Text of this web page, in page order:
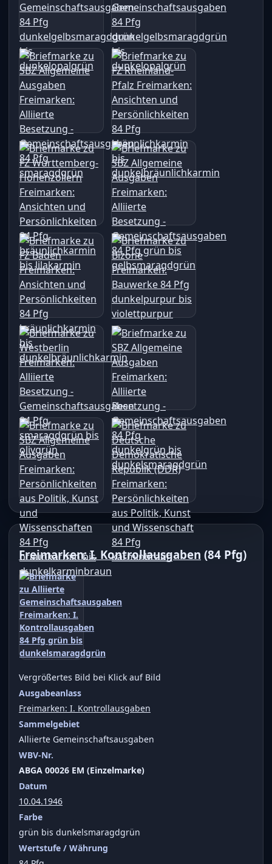
Freimarken: I. Kontrollausgaben (84 Pfg)
Vergrößertes Bild bei Klick auf Bild
Ausgabeanlass
Freimarken: I. Kontrollausgaben
Sammelgebiet
Alliierte Gemeinschaftsausgaben
WBV-Nr.
ABGA 00026 EM (Einzelmarke)
Datum
10.04.1946
Farbe
grün bis dunkelsmaragdgrün
Wertstufe / Währung